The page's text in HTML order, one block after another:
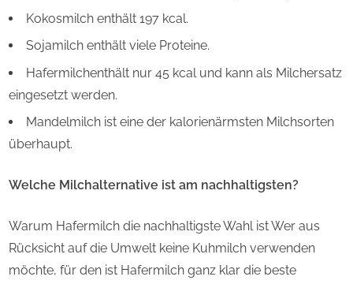
Kokosmilch enthält 197 kcal.
Sojamilch enthält viele Proteine.
Hafermilchenthält nur 45 kcal und kann als Milchersatz
eingesetzt werden.
Mandelmilch ist eine der kalorienärmsten Milchsorten
überhaupt.
Welche Milchalternative ist am nachhaltigsten?
Warum Hafermilch die nachhaltigste Wahl ist Wer aus
Rücksicht auf die Umwelt keine Kuhmilch verwenden
möchte, für den ist Hafermilch ganz klar die beste